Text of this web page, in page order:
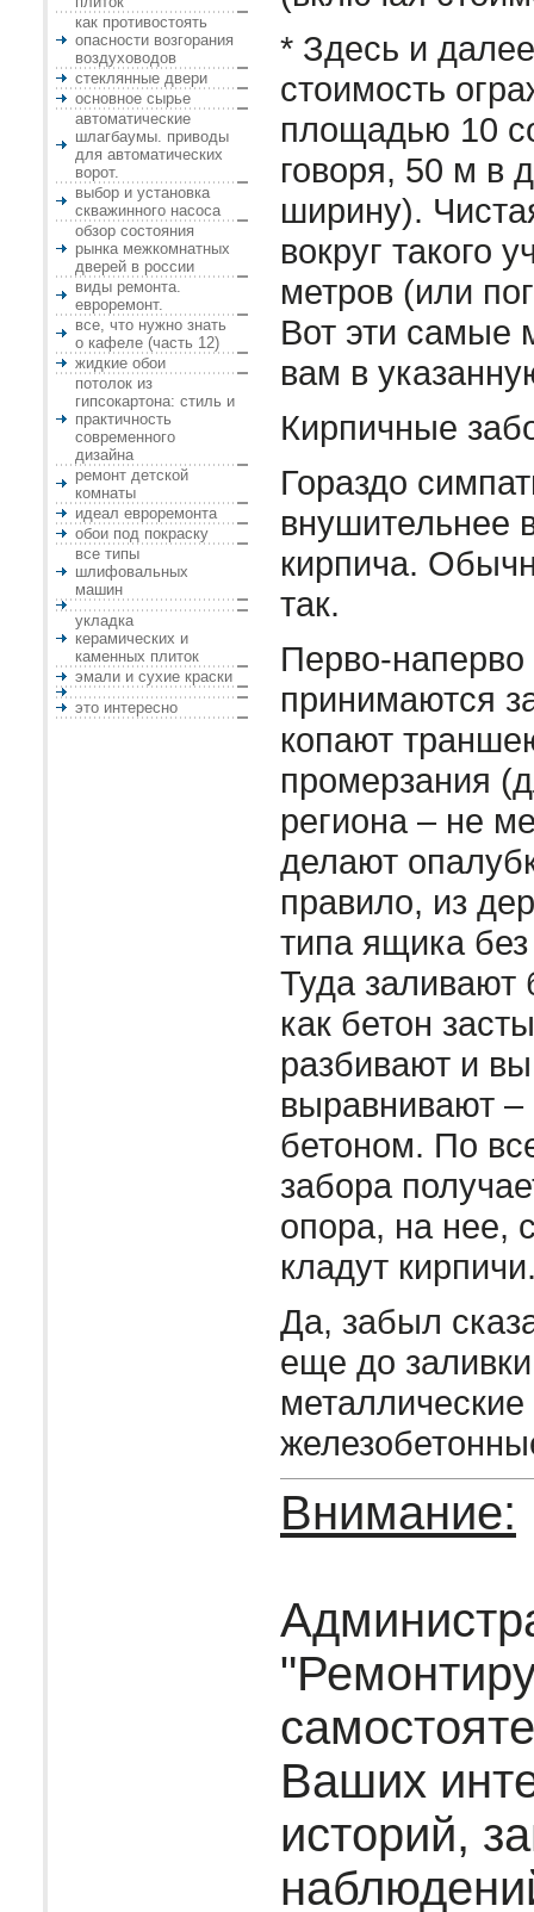
как противостоять
опасности возгорания
воздуховодов
стеклянные двери
основное сырье
автоматические
шлагбаумы. приводы
для автоматических
ворот.
выбор и установка
скважинного насоса
обзор состояния
рынка межкомнатных
дверей в россии
виды ремонта.
евроремонт.
все, что нужно знать
о кафеле (часть 12)
жидкие обои
потолок из
гипсокартона: стиль и
практичность
современного
дизайна
ремонт детской
комнаты
идеал евроремонта
обои под покраску
все типы
шлифовальных
машин
укладка
керамических и
каменных плиток
эмали и сухие краски
это интересно
* Здесь и
стоимость
площадью 10
говоря, 50 м в
ширину).
вокруг такого
метров (или
Вот эти самые
вам в
Кирпичные
Гораздо
внушительнее
кирпича.
так.
Перво-наперво
принимаются
копают
промерзания
региона – не
делают
правило, из
типа ящика
Туда заливают
как бетон
разбивают и
выравнивают –
бетоном. По
забора
опора, на нее,
кладут
Да, забыл
еще до
Внимание:
Ваших
историй,